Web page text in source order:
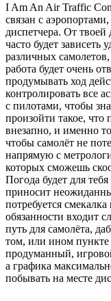
I Am An Air Traffic
связан с
диспетчера. От
часто будет зависеть
различных
работа будет очень
продумывать ход
контролировать все
с пилотами, чтобы
произойти такое, что
внезапно, и именно
чтобы самолёт не
напрямую с
которых сможешь
Погода будет для
приносит
потребуется
обязанности входит
путь для самолёта,
том, или ином
продуманный,
а графика
побывать на месте